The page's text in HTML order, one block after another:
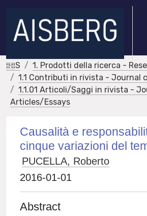
IRIS
1. Prodotti della ricerca -
1.1 Contributi in rivista - Journal
1.1.01 Articoli/Saggi in rivista -
Articles/Essays
Causalità e
cinque variazioni del
PUCELLA, Roberto
2016-01-01
Abstract